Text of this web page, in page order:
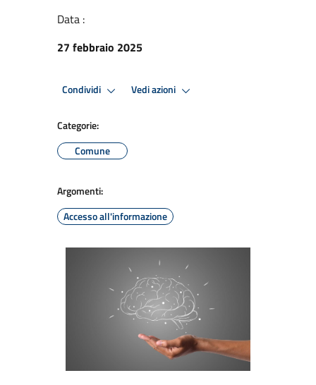
Data :
27 febbraio 2025
Condividi Vedi azioni
Categorie:
Comune
Argomenti:
Accesso all'informazione